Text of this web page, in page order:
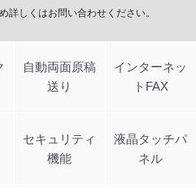
しくはお問い合わせください。
自動両面原稿
送り
インターネッ
トFAX
セキュリティ
機能
液晶タッチパ
ネル